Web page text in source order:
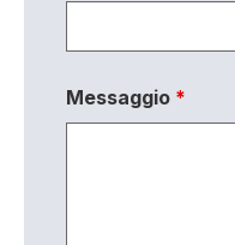
Messaggio *